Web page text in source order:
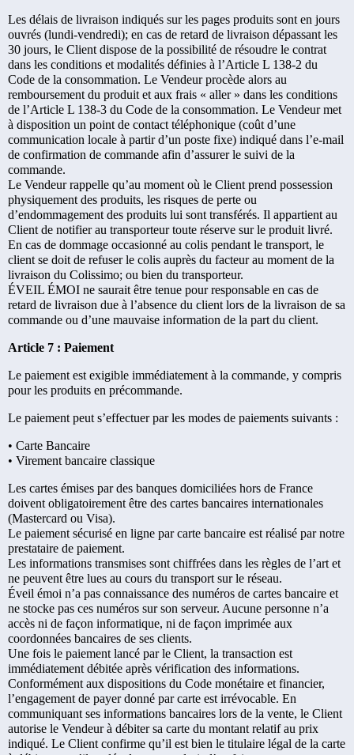
Les délais de livraison indiqués sur les pages produits sont en jours
ouvrés (lundi-vendredi); en cas de retard de livraison dépassant les
30 jours, le Client dispose de la possibilité de résoudre le contrat
dans les conditions et modalités définies à l’Article L 138-2 du
Code de la consommation. Le Vendeur procède alors au
remboursement du produit et aux frais « aller » dans les conditions
de l’Article L 138-3 du Code de la consommation. Le Vendeur met
à disposition un point de contact téléphonique (coût d’une
communication locale à partir d’un poste fixe) indiqué dans l’e-mail
de confirmation de commande afin d’assurer le suivi de la
commande.
Le Vendeur rappelle qu’au moment où le Client prend possession
physiquement des produits, les risques de perte ou
d’endommagement des produits lui sont transférés. Il appartient au
Client de notifier au transporteur toute réserve sur le produit livré.
En cas de dommage occasionné au colis pendant le transport, le
client se doit de refuser le colis auprès du facteur au moment de la
livraison du Colissimo; ou bien du transporteur.
ÉVEIL ÉMOI ne saurait être tenue pour responsable en cas de
retard de livraison due à l’absence du client lors de la livraison de sa
commande ou d’une mauvaise information de la part du client.
Article 7 : Paiement
Le paiement est exigible immédiatement à la commande, y compris
pour les produits en précommande.
Le paiement peut s’effectuer par les modes de paiements suivants :
• Carte Bancaire
• Virement bancaire classique
Les cartes émises par des banques domiciliées hors de France
doivent obligatoirement être des cartes bancaires internationales
(Mastercard ou Visa).
Le paiement sécurisé en ligne par carte bancaire est réalisé par notre
prestataire de paiement.
Les informations transmises sont chiffrées dans les règles de l’art et
ne peuvent être lues au cours du transport sur le réseau.
Éveil émoi n’a pas connaissance des numéros de cartes bancaire et
ne stocke pas ces numéros sur son serveur. Aucune personne n’a
accès ni de façon informatique, ni de façon imprimée aux
coordonnées bancaires de ses clients.
Une fois le paiement lancé par le Client, la transaction est
immédiatement débitée après vérification des informations.
Conformément aux dispositions du Code monétaire et financier,
l’engagement de payer donné par carte est irrévocable. En
communiquant ses informations bancaires lors de la vente, le Client
autorise le Vendeur à débiter sa carte du montant relatif au prix
indiqué. Le Client confirme qu’il est bien le titulaire légal de la carte